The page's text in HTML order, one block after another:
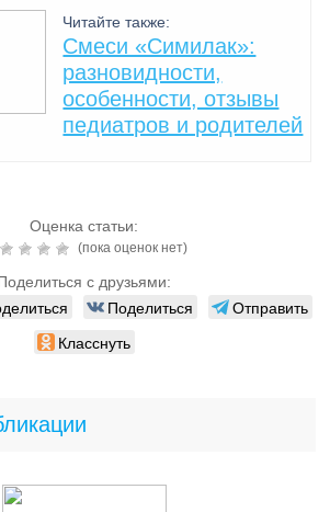
Читайте также:
Смеси «Симилак»:
разновидности,
особенности, отзывы
педиатров и родителей
Оценка статьи:
(пока оценок нет)
с друзьями:
Поделиться
Отправить
Класснуть